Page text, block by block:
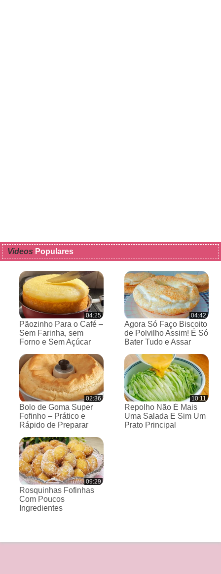
Videos Populares
04:25
Pãozinho Para o Café –
Sem Farinha, sem
Forno e Sem Açúcar
04:42
Agora Só Faço Biscoito
de Polvilho Assim! É Só
Bater Tudo e Assar
02:36
Bolo de Goma Super
Fofinho – Prático e
Rápido de Preparar
10:11
Repolho Não É Mais
Uma Salada E Sim Um
Prato Principal
09:29
Rosquinhas Fofinhas
Com Poucos
Ingredientes